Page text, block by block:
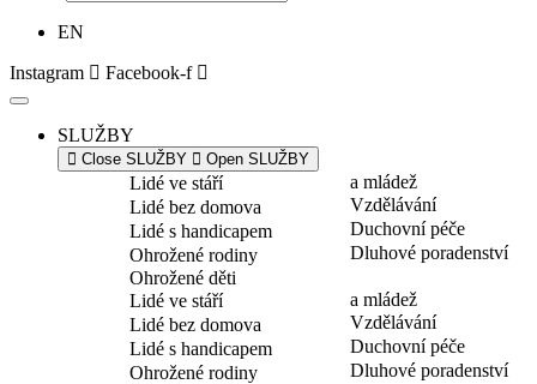
EN
Instagram
Facebook-f
SLUŽBY
Close SLUŽBY Open SLUŽBY
Lidé ve stáří
Lidé bez domova
Lidé s handicapem
Ohrožené rodiny
Ohrožené děti
a mládež
Vzdělávání
Duchovní péče
Dluhové poradenství
Lidé ve stáří
Lidé bez domova
Lidé s handicapem
Ohrožené rodiny
a mládež
Vzdělávání
Duchovní péče
Dluhové poradenství